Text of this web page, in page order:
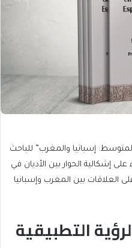
إسبانيا والمغرب” للباحث
إشكالية الحوار بين الأديان في
العلاقات بين المغرب وإسبانيا
التطبيقية